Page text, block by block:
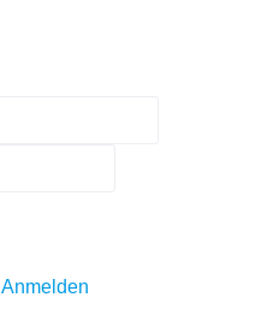
Anmelden